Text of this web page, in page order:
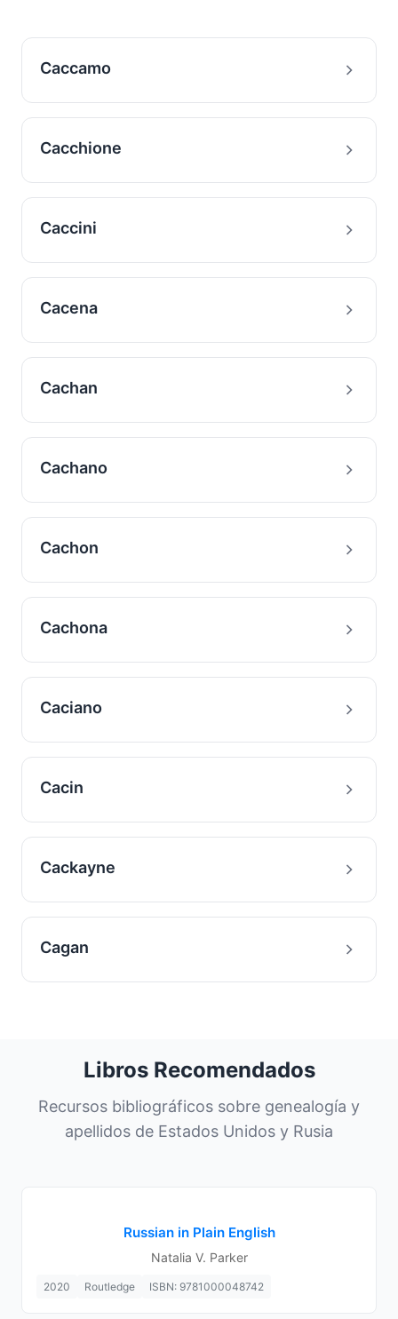
Caccamo
Cacchione
Caccini
Cacena
Cachan
Cachano
Cachon
Cachona
Caciano
Cacin
Cackayne
Cagan
Libros Recomendados
Recursos bibliográficos sobre genealogía y
apellidos de Estados Unidos y Rusia
Russian in Plain English
Natalia V. Parker
2020 Routledge ISBN: 9781000048742